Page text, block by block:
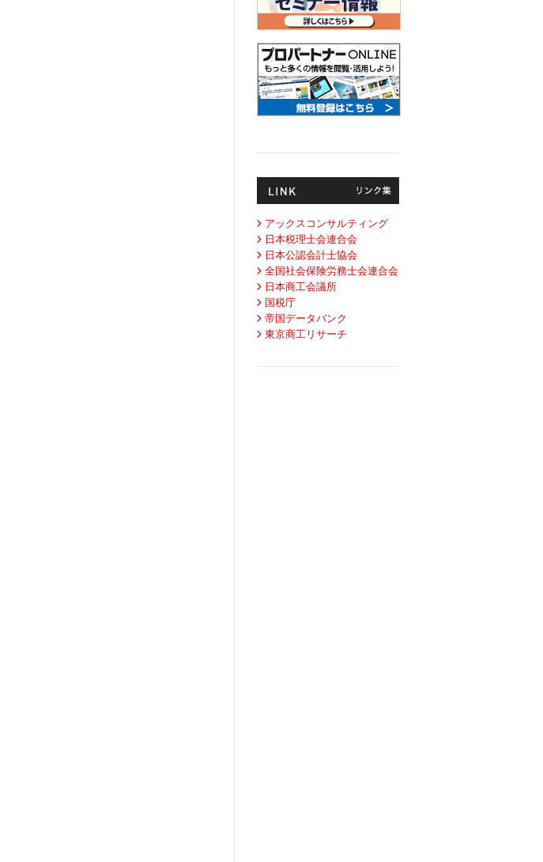
アックスコンサルティング
日本税理士会連合会
日本公認会計士協会
全国社会保険労務士会連合会
日本商工会議所
国税庁
帝国データバンク
東京商工リサーチ